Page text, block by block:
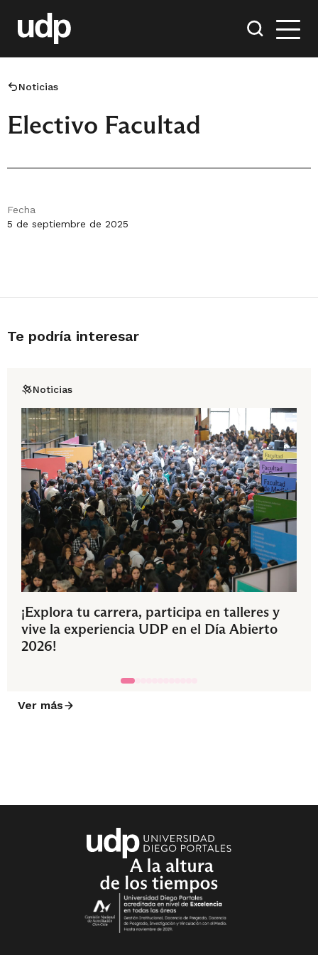
Noticias
Electivo Facultad
Fecha
5 de septiembre de 2025
Te podría interesar
Noticias
¡Explora tu carrera, participa en talleres y
vive la experiencia UDP en el Día Abierto
2026!
Ver más